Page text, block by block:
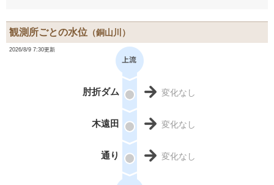
観測所ごとの水位 （銅山川）
2026/8/9 7:30更新
肘折ダム 変化なし
木遠田 変化なし
通り 変化なし